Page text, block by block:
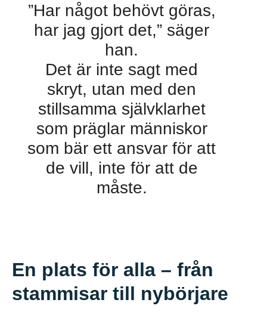
”Har något behövt göras,
har jag gjort det,” säger
han.
Det är inte sagt med
skryt, utan med den
stillsamma självklarhet
som präglar människor
som bär ett ansvar för att
de vill, inte för att de
måste.
En plats för alla – från
stammisar till nybörjare